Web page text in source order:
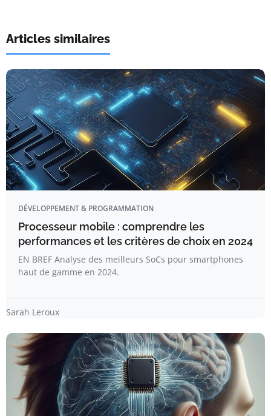
Articles similaires
DÉVELOPPEMENT & PROGRAMMATION
Processeur mobile : comprendre les
performances et les critères de choix en 2024
EN BREF Analyse des meilleurs SoCs pour smartphones
haut de gamme en 2024.
Sarah Leroux